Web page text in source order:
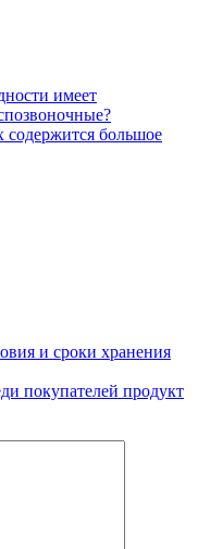
имеет
большое
и сроки хранения
покупателей продукт